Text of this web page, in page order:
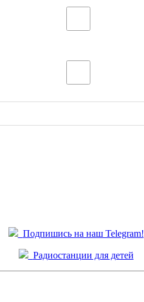
Подпишись на наш Telegram!
Радиостанции для детей